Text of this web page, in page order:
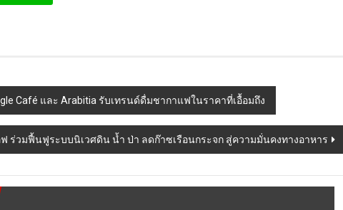
Café และ Arabitia รับเทรนด์ดื่มชากาแฟในราคาที่เอื้อมถึง
ร่วมฟื้นฟูระบบนิเวศดิน น้ำ ป่า ลดก๊าซเรือนกระจก สู่ความมั่นคงทางอาหาร